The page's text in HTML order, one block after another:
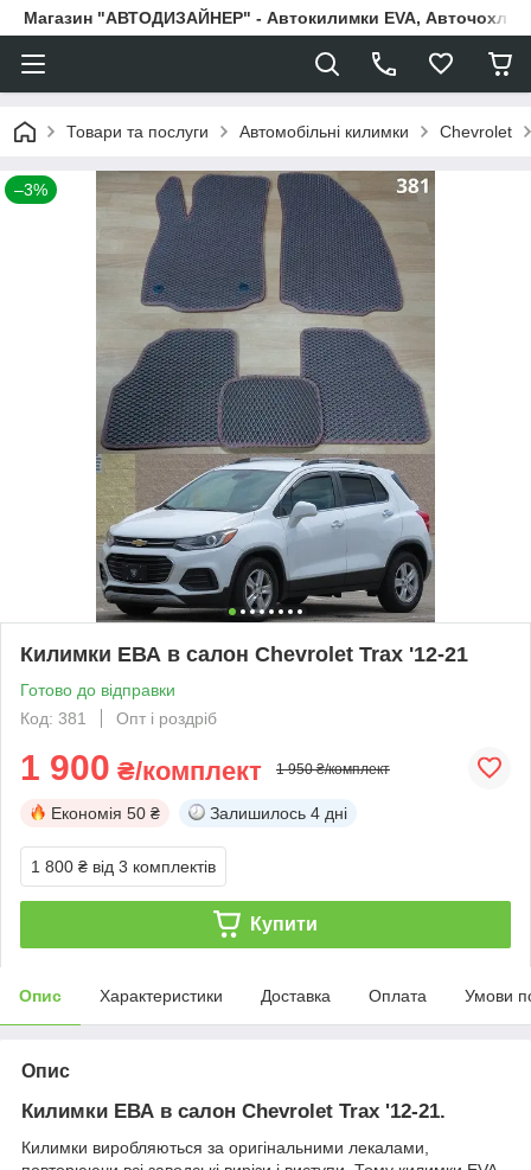
Магазин "АВТОДИЗАЙНЕР" - Автокилимки EVA, Авточохли,
Товари та послуги Автомобільні килимки Chevrolet
–3%
Килимки ЕВА в салон Chevrolet Trax '12-21
Готово до відправки
Код: 381
Опт і роздріб
1 900 ₴/комплект 1 950 ₴/комплект
Економія 50 ₴ Залишилось 4 дні
1 800 ₴ від 3 комплектів
Купити
Опис Характеристики Доставка Оплата Умови
Опис
Килимки ЕВА в салон Chevrolet Trax '12-21.
Килимки виробляються за оригінальними лекалами,